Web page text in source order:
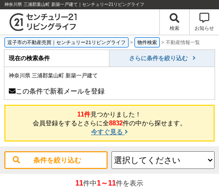
神奈川県 三浦郡葉山町 新築一戸建て｜センチュリー21リビングライフ
検索 お知らせ
逗子市の不動産売買｜センチュリー21リビングライフ > 物件検索 > 不動産情報一覧
現在の検索条件 さらに条件を絞り込む
神奈川県 三浦郡葉山町 新築一戸建て
この条件で新着メールを登録
11件見つかりました！
会員登録をするとさらに全8832件の中から探せます。
今すぐ見る
条件を絞り込む
11件中1～11件を表示